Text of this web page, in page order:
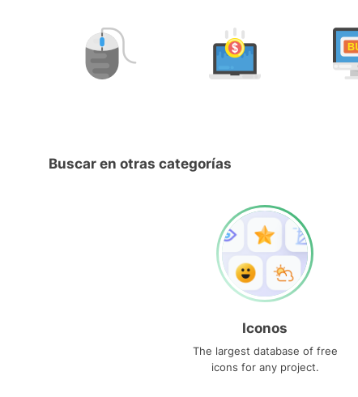
Buscar en otras categorías
Iconos
The largest database of free
icons for any project.